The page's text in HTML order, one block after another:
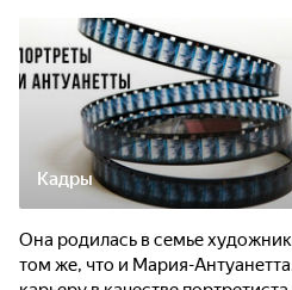
Кадры
Она родилась в семье
том же, что и Мария-